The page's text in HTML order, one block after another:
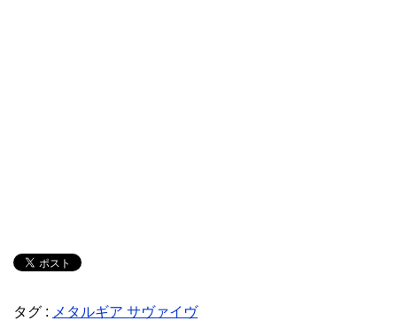
タグ : メタルギア サヴァイヴ